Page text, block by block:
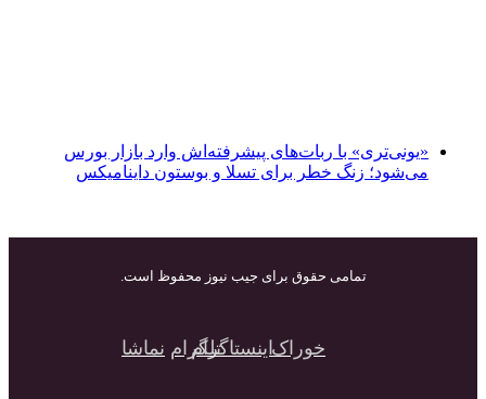
«یونی‌تری» با ربات‌های پیشرفته‌اش وارد بازار بورس
می‌شود؛ زنگ خطر برای تسلا و بوستون داینامیکس
تمامی حقوق برای جیب نیوز محفوظ است.
خوراکاینستاگرام
تلگرام نماشا